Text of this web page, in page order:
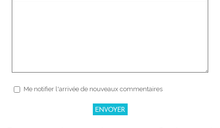
Me notifier l'arrivée de nouveaux commentaires